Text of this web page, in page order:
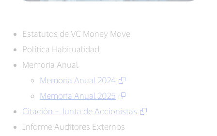
Estatutos de VC Money Move
Política Habitualidad
Memoria Anual
Memoria Anual 2024
Memoria Anual 2025
Citación – Junta de Accionistas
Informe Auditores Externos